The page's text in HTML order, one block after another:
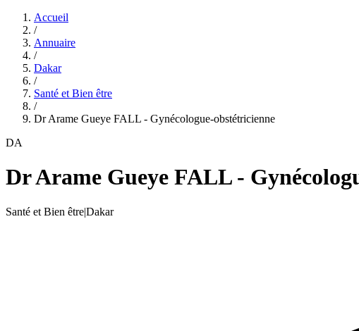
Accueil
/
Annuaire
/
Dakar
/
Santé et Bien être
/
Dr Arame Gueye FALL - Gynécologue-obstétricienne
DA
Dr Arame Gueye FALL -
Santé et Bien être|Dakar